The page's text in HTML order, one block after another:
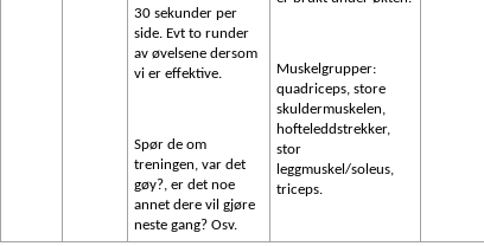
30 sekunder per
side. Evt to runder
av øvelsene dersom
vi er effektive.
Spør de om
treningen, var det
gøy?, er det noe
annet dere vil gjøre
neste gang? Osv.
Muskelgrupper:
quadriceps, store
skuldermuskelen,
hofteleddstrekker,
stor
leggmuskel/soleus,
triceps.